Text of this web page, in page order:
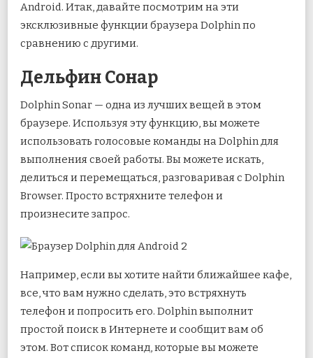
Android. Итак, давайте посмотрим на эти
эксклюзивные функции браузера Dolphin по
сравнению с другими.
Дельфин Сонар
Dolphin Sonar — одна из лучших вещей в этом
браузере. Используя эту функцию, вы можете
использовать голосовые команды на Dolphin для
выполнения своей работы. Вы можете искать,
делиться и перемещаться, разговаривая с Dolphin
Browser. Просто встряхните телефон и
произнесите запрос.
Например, если вы хотите найти ближайшее кафе,
все, что вам нужно сделать, это встряхнуть
телефон и попросить его. Dolphin выполнит
простой поиск в Интернете и сообщит вам об
этом. Вот список команд, которые вы можете